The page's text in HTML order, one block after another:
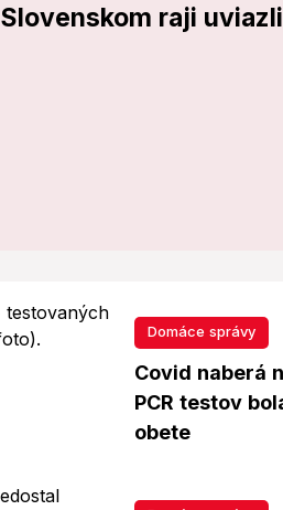
Slovenskom raji
Domáce správy
Covid naberá
PCR testov
obete